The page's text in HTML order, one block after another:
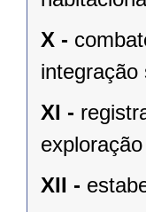
X -
integração
XI -
XII -